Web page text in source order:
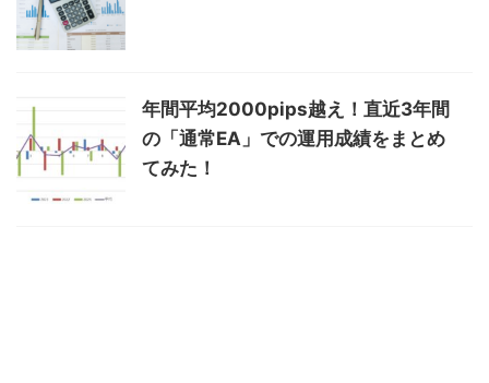
年間平均2000pips越え！直近3年間
の「通常EA」での運用成績をまとめ
てみた！